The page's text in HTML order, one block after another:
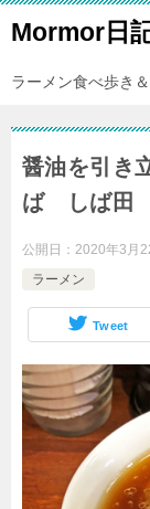
Mormor日
ラーメン食べ歩き
醤油を引き
ば しば田
公開日： 2020年3月
ラーメン
Tweet